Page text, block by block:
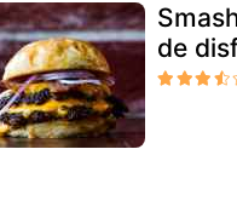
de